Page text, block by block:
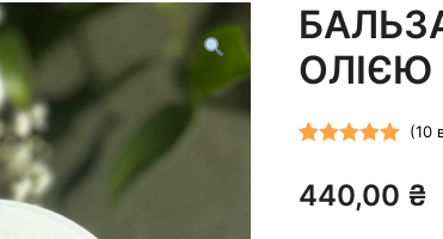
5.00з 5 на
(10
440,00 ₴